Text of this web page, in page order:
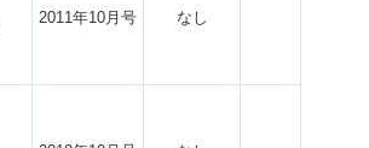
2011年10月号 なし